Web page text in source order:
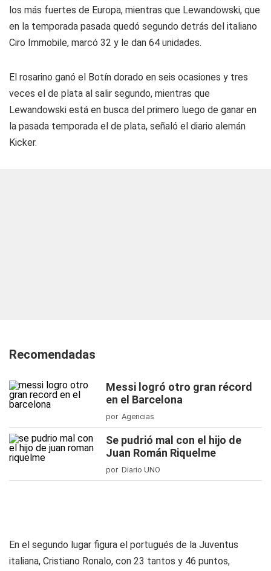
los más fuertes de Europa, mientras que Lewandowski, que
en la temporada pasada quedó segundo detrás del italiano
Ciro Immobile, marcó 32 y le dan 64 unidades.
El rosarino ganó el Botín dorado en seis ocasiones y tres
veces el de plata al salir segundo, mientras que
Lewandowski está en busca del primero luego de ganar en
la pasada temporada el de plata, señaló el diario alemán
Kicker.
Recomendadas
Messi logró otro gran récord
en el Barcelona
por Agencias
Se pudrió mal con el hijo de
Juan Román Riquelme
por Diario UNO
En el segundo lugar figura el portugués de la Juventus
italiana, Cristiano Ronalo, con 23 tantos y 46 puntos,